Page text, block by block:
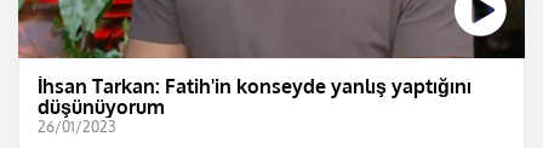
İhsan Tarkan: Fatih'in konseyde yanlış yaptığını
düşünüyorum
26/01/2023